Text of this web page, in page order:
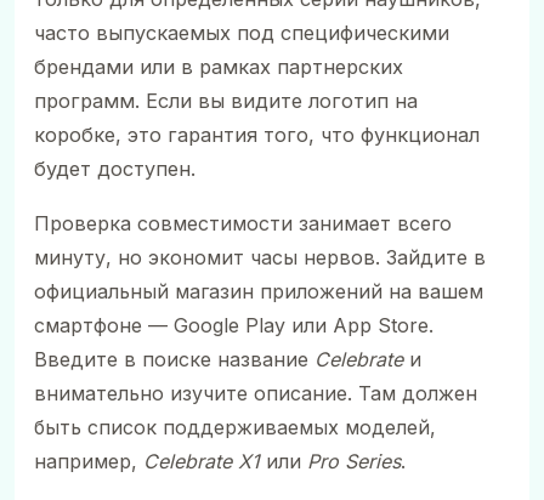
часто выпускаемых под специфическими
брендами или в рамках партнерских
программ. Если вы видите логотип на
коробке, это гарантия того, что функционал
будет доступен.
Проверка совместимости занимает всего
минуту, но экономит часы нервов. Зайдите в
официальный магазин приложений на вашем
смартфоне — Google Play или App Store.
Введите в поиске название Celebrateи
внимательно изучите описание. Там должен
быть список поддерживаемых моделей,
например, Celebrate X1или Pro Series.